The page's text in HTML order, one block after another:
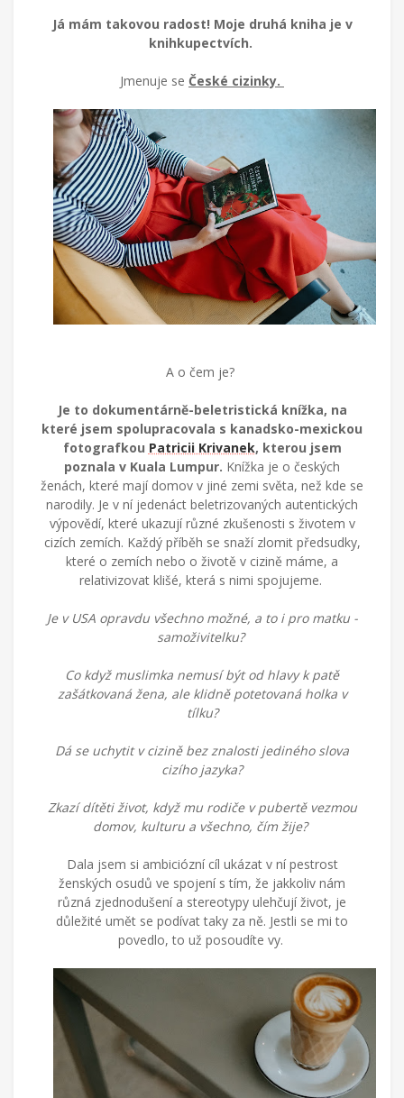
zemích,
mateřství
radostech
všednodenního
života.
Já mám takovou radost! Moje druhá kniha je v
knihkupectvích.
Jmenuje se České cizinky.
A o čem je?
Je to dokumentárně-beletristická knížka, na
které jsem spolupracovala s kanadsko-mexickou
fotografkou Patricii Krivanek, kterou jsem
poznala v Kuala Lumpur. Knížka je o českých
ženách, které mají domov v jiné zemi světa, než kde se
narodily. Je v ní jedenáct beletrizovaných autentických
výpovědí, které ukazují různé zkušenosti s životem v
cizích zemích. Každý příběh se snaží zlomit předsudky,
které o zemích nebo o životě v cizině máme, a
relativizovat klišé, která s nimi spojujeme.
Je v USA opravdu všechno možné, a to i pro matku -
samoživitelku?
Co když muslimka nemusí být od hlavy k patě
zašátkovaná žena, ale klidně potetovaná holka v
tílku?
Dá se uchytit v cizině bez znalosti jediného slova
cizího jazyka?
Zkazí dítěti život, když mu rodiče v pubertě vezmou
domov, kulturu a všechno, čím žije?
Dala jsem si ambiciózní cíl ukázat v ní pestrost
ženských osudů ve spojení s tím, že jakkoliv nám
různá zjednodušení a stereotypy ulehčují život, je
důležité umět se podívat taky za ně. Jestli se mi to
povedlo, to už posoudíte vy.